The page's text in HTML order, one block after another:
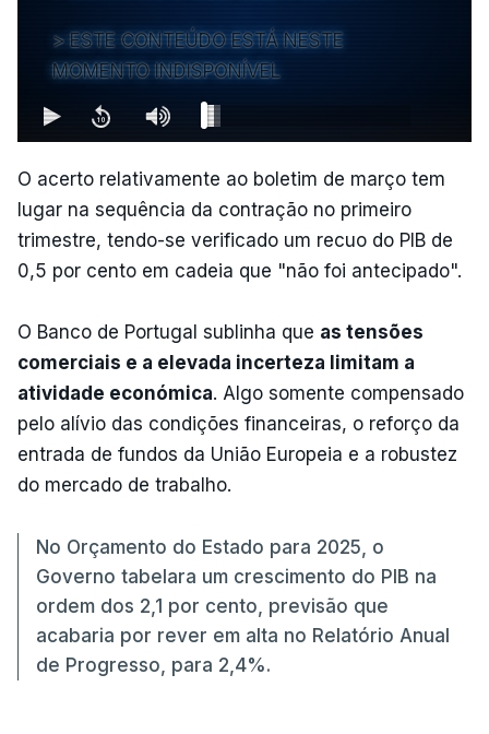
ESTE CONTEÚDO ESTÁ NESTE
MOMENTO INDISPONÍVEL
O acerto relativamente ao boletim de março tem
lugar na sequência da contração no primeiro
trimestre, tendo-se verificado um recuo do PIB de
0,5 por cento em cadeia que "não foi antecipado".
O Banco de Portugal sublinha que as tensões
comerciais e a elevada incerteza limitam a
atividade económica. Algo somente compensado
pelo alívio das condições financeiras, o reforço da
entrada de fundos da União Europeia e a robustez
do mercado de trabalho.
No Orçamento do Estado para 2025, o
Governo tabelara um crescimento do PIB na
ordem dos 2,1 por cento, previsão que
acabaria por rever em alta no Relatório Anual
de Progresso, para 2,4%.